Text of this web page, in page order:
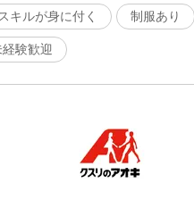
スキルが身に付く 制服あり
経験歓迎